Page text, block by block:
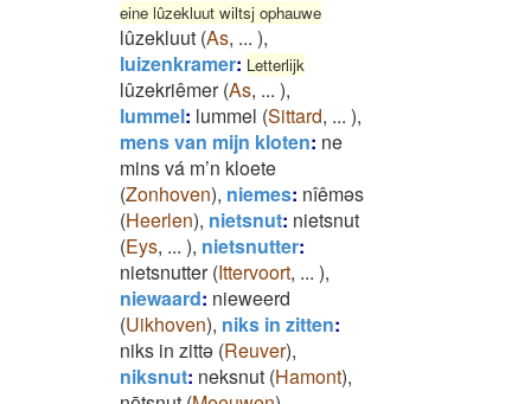
eine lûzekluut wiltsj ophauwe
lûzekluut (As, ... ),
luizenkramer: Letterlijk
lûzekriêmer(As, ... ),
lummel: lummel (Sittard, ... ),
mens van mijn kloten: ne
mins vá m’n kloete
(Zonhoven), niemes: nîêməs
(Heerlen), nietsnut: nietsnut
(Eys, ... ), nietsnutter:
nietsnutter(Ittervoort, ... ),
niewaard: nieweerd
(Uikhoven), niks in zitten:
niks in zittə (Reuver),
niksnut: neksnut (Hamont),